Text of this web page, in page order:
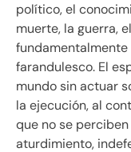
político, el
muerte, la guerra,
farandulesco. El
mundo sin actuar
la ejecución, al
que no se
aturdimiento,